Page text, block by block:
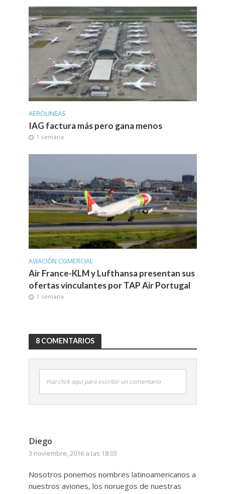
AEROLINEAS
IAG factura más pero gana menos
1 semana
AVIACIÓN COMERCIAL
Air France-KLM y Lufthansa presentan sus
ofertas vinculantes por TAP Air Portugal
1 semana
8 COMENTARIOS
Haz click aquí para escribir un comentario
Diego
3 noviembre, 2016 a las 18:03
Nosotros ponemos nombres latinoamericanos a
nuestros aviones, los noruegos de nuestras